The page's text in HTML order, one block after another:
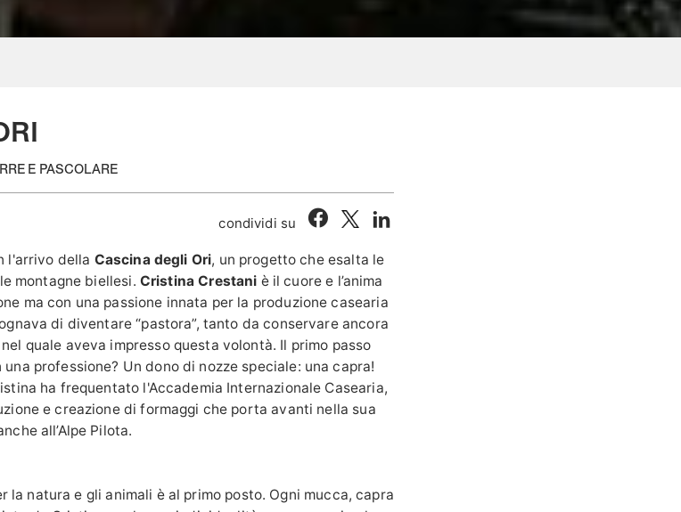
E PASCOLARE
condividi su
l'arrivo della Cascina degli Ori, un progetto che esalta le
montagne biellesi. Cristina Crestani è il cuore e l’anima
ma con una passione innata per la produzione casearia
di diventare “pastora”, tanto da conservare ancora
quale aveva impresso questa volontà. Il primo passo
professione? Un dono di nozze speciale: una capra!
ha frequentato l'Accademia Internazionale Casearia,
e creazione di formaggi che porta avanti nella sua
all’Alpe Pilota.
la natura e gli animali è al primo posto. Ogni mucca, capra